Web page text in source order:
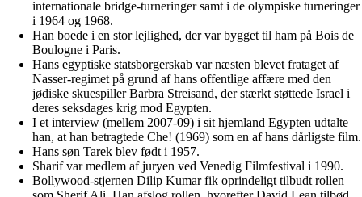
internationale bridge-turneringer samt i de olympiske turneringer
i 1964 og 1968.
Han boede i en stor lejlighed, der var bygget til ham på Bois de
Boulogne i Paris.
Hans egyptiske statsborgerskab var næsten blevet frataget af
Nasser-regimet på grund af hans offentlige affære med den
jødiske skuespiller Barbra Streisand, der stærkt støttede Israel i
deres seksdages krig mod Egypten.
I et interview (mellem 2007-09) i sit hjemland Egypten udtalte
han, at han betragtede Che! (1969) som en af hans dårligste film.
Hans søn Tarek blev født i 1957.
Sharif var medlem af juryen ved Venedig Filmfestival i 1990.
Bollywood-stjernen Dilip Kumar fik oprindeligt tilbudt rollen